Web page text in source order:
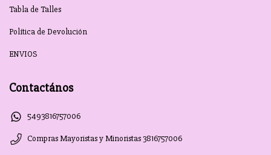
Tabla de Talles
Política de Devolución
ENVIOS
Contactános
5493816757006
Compras Mayoristas y Minoristas 3816757006